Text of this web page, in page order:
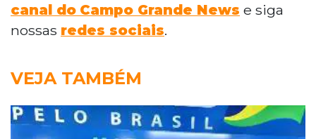
canal do Campo Grande News e siga
nossas redes sociais.
VEJA TAMBÉM